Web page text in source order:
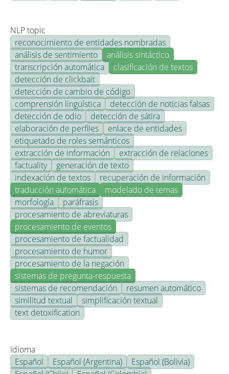
NLP topic
reconocimiento de entidades nombradas
análisis de sentimiento
análisis sintáctico
transcripción automática
clasificación de textos
detección de clickbait
detección de cambio de código
comprensión lingüística
detección de noticias falsas
detección de odio
detección de sátira
elaboración de perfiles
enlace de entidades
etiquetado de roles semánticos
extracción de información
extracción de relaciones
factuality
generación de texto
indexación de textos
recuperación de información
traducción automática
modelado de temas
morfología
paráfrasis
procesamiento de abreviaturas
procesamiento de eventos
procesamiento de factualidad
procesamiento de humor
procesamiento de la negación
sistemas de pregunta-respuesta
sistemas de recomendación
resumen automático
similitud textual
simplificación textual
text detoxification
Idioma
Español
Español (Argentina)
Español (Bolivia)